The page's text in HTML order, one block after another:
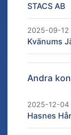
STACS AB
2025-09-12
Kvänums
Andra
2025-12-04
Hasnes